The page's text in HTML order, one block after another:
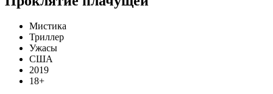
Мистика
Триллер
Ужасы
США
2019
18+